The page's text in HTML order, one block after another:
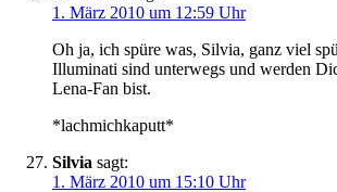
1. März 2010 um 12:59 Uhr
Oh ja, ich spüre was, Silvia, ganz viel
Illuminati sind unterwegs und werden
Lena-Fan bist.
*lachmichkaputt*
Silvia sagt:
1. März 2010 um 15:10 Uhr